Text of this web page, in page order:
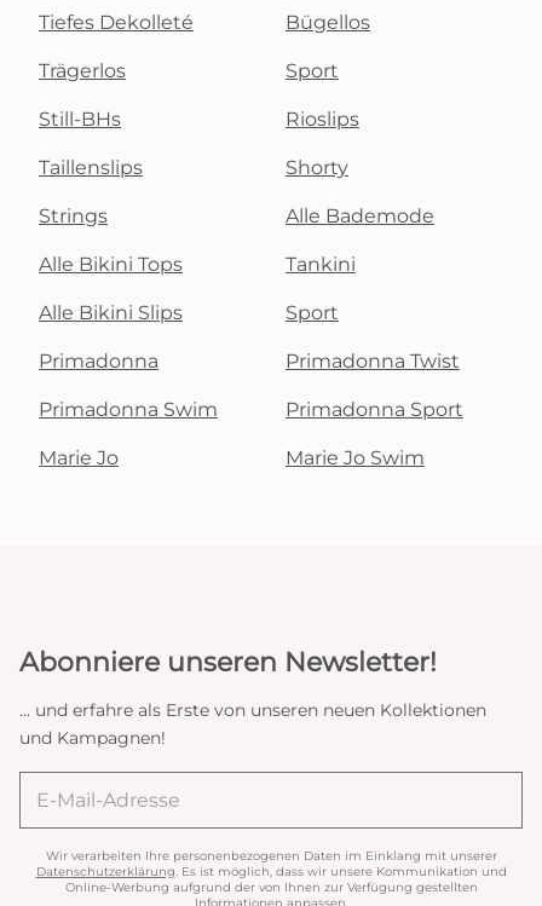
Tiefes Dekolleté Bügellos
Trägerlos Sport
Still-BHs Rioslips
Taillenslips Shorty
Strings Alle Bademode
Alle Bikini Tops Tankini
Alle Bikini Slips Sport
Primadonna Primadonna Twist
Primadonna Swim Primadonna Sport
Marie Jo Marie Jo Swim
Abonniere unseren Newsletter!
... und erfahre als Erste von unseren neuen Kollektionen
und Kampagnen!
Wir verarbeiten Ihre personenbezogenen Daten im Einklang mit unserer
Datenschutzerklärung . Es ist möglich, dass wir unsere Kommunikation und
Online-Werbung aufgrund der von Ihnen zur Verfügung gestellten
Informationen anpassen.